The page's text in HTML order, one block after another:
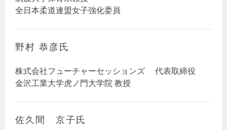
全日本柔道連盟女子強化委員
野村 恭彦氏
株式会社フューチャーセッションズ 代表取締役
金沢工業大学虎ノ門大学院 教授
佐久間 京子氏